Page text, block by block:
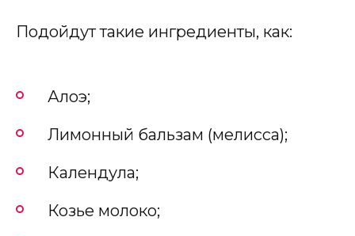
Подойдут такие ингредиенты, как:
Алоэ;
Лимонный бальзам (мелисса);
Календула;
Козье молоко;